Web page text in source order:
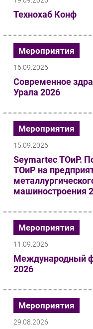
Технохаб Конф
Мероприятия
16.09.2026
Современное
Урала 2026
Мероприятия
15.09.2026
Seymartec ТОиР.
ТОиР на
машиностроения
Мероприятия
11.09.2026
Международный
2026
Мероприятия
29.08.2026